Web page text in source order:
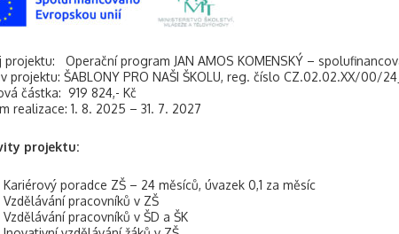
projektu: Operační program JAN AMOS KOMENSKÝ –
projektu: ŠABLONY PRO NAŠI ŠKOLU, reg. číslo CZ.02.02.XX/00/
částka: 919 824,- Kč
realizace: 1. 8. 2025 – 31. 7. 2027
projektu:
Kariérový poradce ZŠ – 24 měsíců, úvazek 0,1 za měsíc
Vzdělávání pracovníků v ZŠ
Vzdělávání pracovníků v ŠD a ŠK